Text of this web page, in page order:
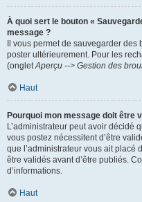
À quoi sert le bouton «
message ?
Il vous permet de sauvegarder
poster ultérieurement. Pour les
(ongletAperçu --> Gestion des
Haut
Pourquoi mon message doit être
L’administrateur peut avoir décidé
vous postez nécessitent d’être
que l’administrateur vous ait placé
être validés avant d’être publiés.
d’informations.
Haut